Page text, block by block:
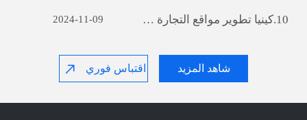
شاهد المزيد اقتباس فوري
10. كينيا‎ تطوير مواقع التجارة الخارجية : A دليل شامل 2024-11-09